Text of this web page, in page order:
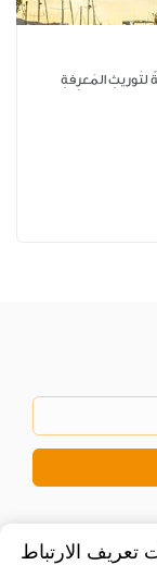
لتَوريثِ المَعرِفةِ
تعريف الارتباط